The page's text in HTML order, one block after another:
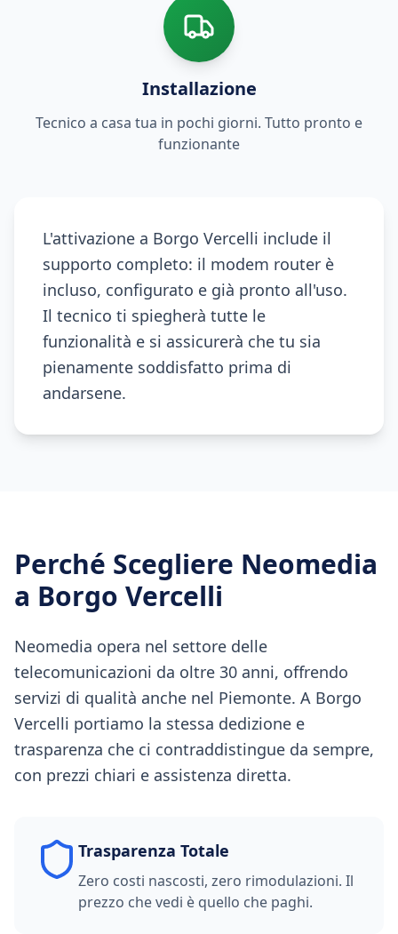
Installazione
Tecnico a casa tua in pochi giorni. Tutto pronto e
funzionante
L'attivazione a Borgo Vercelli include il
supporto completo: il modem router è
incluso, configurato e già pronto all'uso.
Il tecnico ti spiegherà tutte le
funzionalità e si assicurerà che tu sia
pienamente soddisfatto prima di
andarsene.
Perché Scegliere Neomedia
a Borgo Vercelli
Neomedia opera nel settore delle
telecomunicazioni da oltre 30 anni, offrendo
servizi di qualità anche nel Piemonte. A Borgo
Vercelli portiamo la stessa dedizione e
trasparenza che ci contraddistingue da sempre,
con prezzi chiari e assistenza diretta.
Trasparenza Totale
Zero costi nascosti, zero rimodulazioni. Il
prezzo che vedi è quello che paghi.